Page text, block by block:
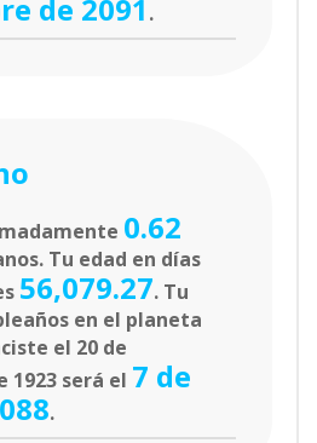
de 2091 .
0.62
Tu edad en días
56,079.27. Tu
en el planeta
el 20 de
1923 será el 7 de
.